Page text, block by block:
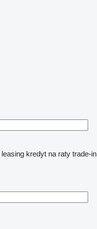
leasing kredyt na raty trade-in